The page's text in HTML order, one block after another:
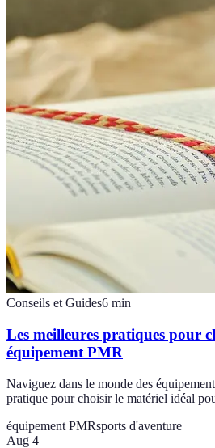
Conseils et Guides6 min
Les meilleures pratiques pour
équipement PMR
Naviguez dans le monde des
pratique pour choisir le matériel idéal
équipement PMRsports d'aventure
Aug 4